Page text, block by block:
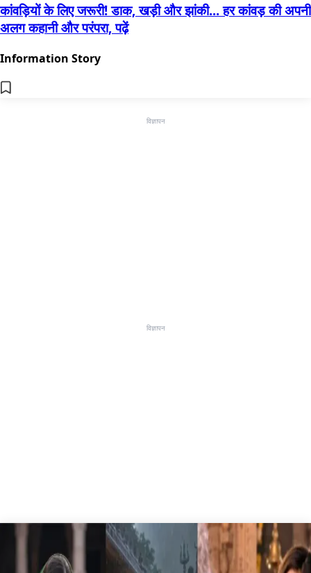
कांवड़ियों के लिए जरूरी! डाक, खड़ी और झांकी... हर कांवड़ की अपनी
अलग कहानी और परंपरा, पढ़ें
Information Story
विज्ञापन
विज्ञापन